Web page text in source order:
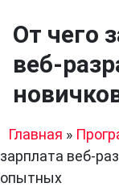
От чего
веб-
Главная »
зарплата веб-
опытных